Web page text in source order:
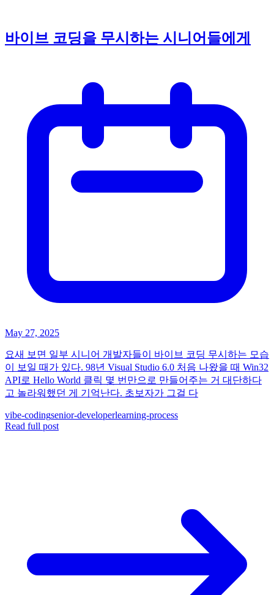
바이브 코딩을 무시하는 시니어들에게
May 27, 2025
요새 보면 일부 시니어 개발자들이 바이브 코딩 무시하는 모습
이 보일 때가 있다. 98년 Visual Studio 6.0 처음 나왔을 때 Win32
API로 Hello World 클릭 몇 번만으로 만들어주는 거 대단하다
고 놀라워했던 게 기억난다. 초보자가 그걸 다
vibe-codingsenior-developerlearning-process
Read full post